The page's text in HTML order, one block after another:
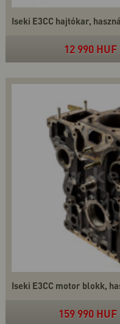
Iseki E3CC hajtókar,
12 990
Iseki E3CC motor blokk,
159 990